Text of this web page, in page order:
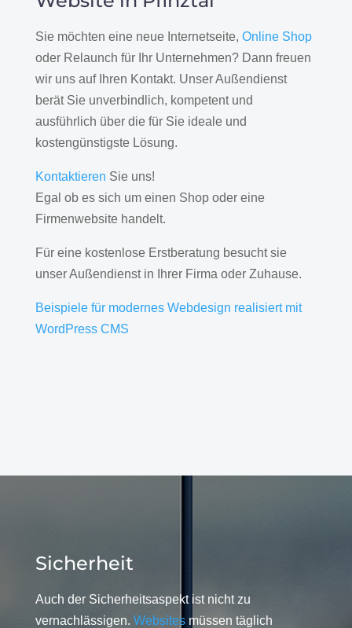
Sie möchten eine neue Internetseite, Online Shop
oder Relaunch für Ihr Unternehmen? Dann freuen
wir uns auf Ihren Kontakt. Unser Außendienst
berät Sie unverbindlich, kompetent und
ausführlich über die für Sie ideale und
kostengünstigste Lösung.
Kontaktieren Sie uns!
Egal ob es sich um einen Shop oder eine
Firmenwebsite handelt.
Für eine kostenlose Erstberatung besucht sie
unser Außendienst in Ihrer Firma oder Zuhause.
Beispiele für modernes Webdesign realisiert mit
WordPress CMS
Sicherheit
Auch der Sicherheitsaspekt ist nicht zu
vernachlässigen. Websitesmüssen täglich